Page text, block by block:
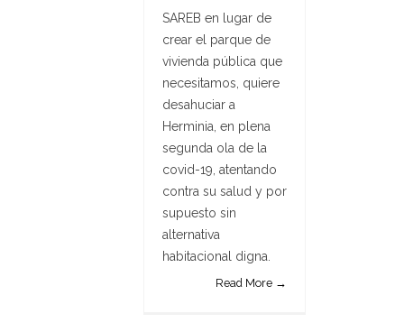
SAREB en lugar de
crear el parque de
vivienda pública que
necesitamos, quiere
desahuciar a
Herminia, en plena
segunda ola de la
covid-19, atentando
contra su salud y por
supuesto sin
alternativa
habitacional digna.
Read More →